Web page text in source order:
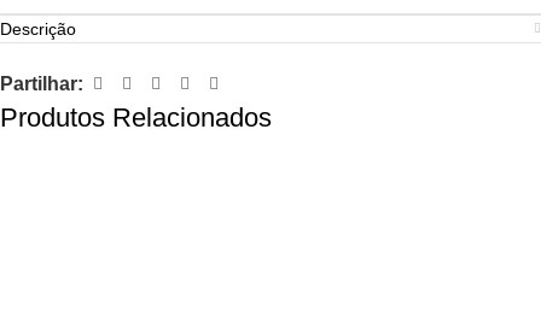
Descrição
Partilhar:
Produtos Relacionados